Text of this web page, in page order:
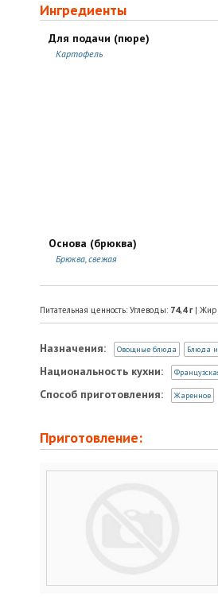
Ингредиенты
Для подачи (пюре)
Картофель
Основа (брюква)
Брюква, свежая
Питательная ценность: Углеводы: 74,4г|
Назначения: Овощные блюда Блюда
Национальность кухни:
Способ приготовления: Жаренное
Приготовление: